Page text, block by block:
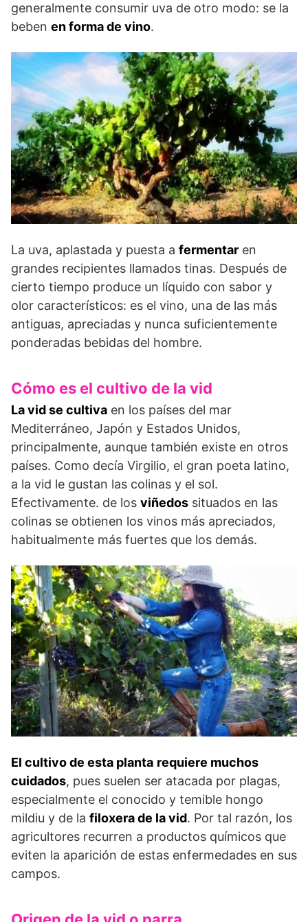
generalmente consumir uva de otro modo: se la
beben en forma de vino.
La uva, aplastada y puesta a fermentar en
grandes recipientes llamados tinas. Después de
cierto tiempo produce un líquido con sabor y
olor característicos: es el vino, una de las más
antiguas, apreciadas y nunca suficientemente
ponderadas bebidas del hombre.
Cómo es el cultivo de la vid
La vid se cultiva en los países del mar
Mediterráneo, Japón y Estados Unidos,
principalmente, aunque también existe en otros
países. Como decía Virgilio, el gran poeta latino,
a la vid le gustan las colinas y el sol.
Efectivamente. de los viñedos situados en las
colinas se obtienen los vinos más apreciados,
habitualmente más fuertes que los demás.
El cultivo de esta planta requiere muchos
cuidados, pues suelen ser atacada por plagas,
especialmente el conocido y temible hongo
mildiu y de la filoxera de la vid. Por tal razón, los
agricultores recurren a productos químicos que
eviten la aparición de estas enfermedades en sus
campos.